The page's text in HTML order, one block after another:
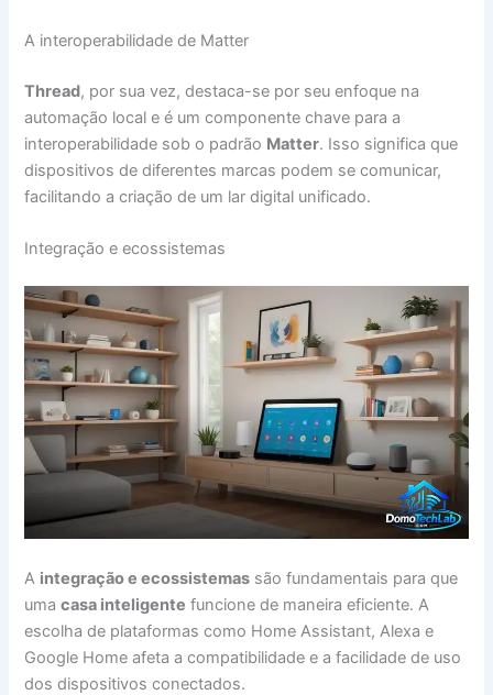
A interoperabilidade de Matter
Thread, por sua vez, destaca-se por seu enfoque na
automação local e é um componente chave para a
interoperabilidade sob o padrão Matter. Isso significa que
dispositivos de diferentes marcas podem se comunicar,
facilitando a criação de um lar digital unificado.
Integração e ecossistemas
A integração e ecossistemas são fundamentais para que
umacasa inteligente funcione de maneira eficiente. A
escolha de plataformas como Home Assistant, Alexa e
Google Home afeta a compatibilidade e a facilidade de uso
dos dispositivos conectados.